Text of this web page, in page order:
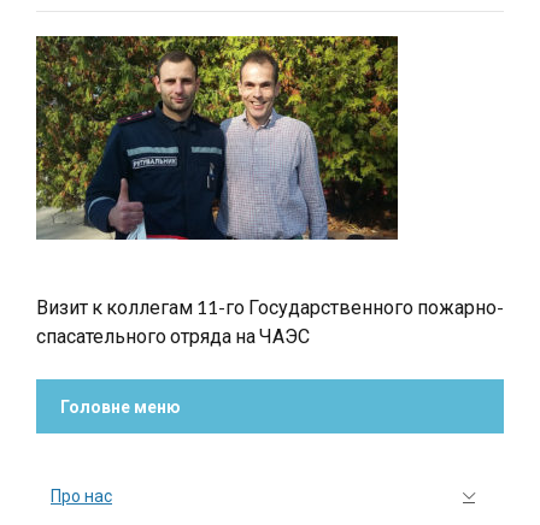
Визит к коллегам 11-го Государственного пожарно-
спасательного отряда на ЧАЭС
Головне меню
Про нас